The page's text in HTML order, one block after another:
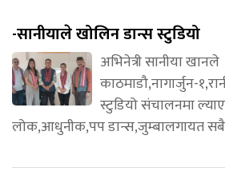
-सानीयाले खोलिन डान्स स्टुडियो
अभिनेत्री सानीया खानले
काठमाडौ,नागार्जुन-
स्टुडियो संचालनमा
लोक,आधुनीक,पप डान्स,जुम्बालगायत सबै